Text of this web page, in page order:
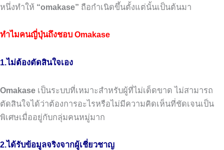
หนึ่งทำให้ “omakase” ถือกำเนิดขึ้นตั้งแต่นั้นเป็นต้นมา
ทำไมคนญี่ปุ่นถึงชอบ Omakase
1.ไม่ต้องตัดสินใจเอง
Omakase เป็นระบบที่เหมาะสำหรับผู้ที่ไม่เด็ดขาด ไม่สามารถ
ตัดสินใจได้ว่าต้องการอะไรหรือไม่มีความคิดเห็นที่ชัดเจนเป็น
พิเศษเมื่ออยู่กับกลุ่มคนหมู่มาก
2.ได้รับข้อมูลจริงจากผู้เชี่ยวชาญ